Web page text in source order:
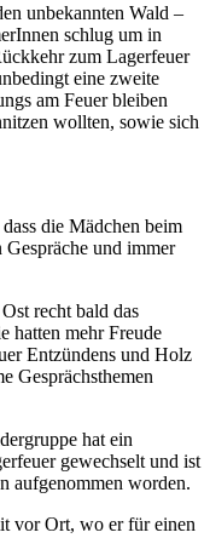
unbekannten Wald –
schlug um in
zum Lagerfeuer
eine zweite
am Feuer bleiben
wollten, sowie sich
die Mädchen beim
und immer
recht bald das
hatten mehr Freude
Entzündens und Holz
Gesprächsthemen
hat ein
gewechselt und ist
aufgenommen worden.
vor Ort, wo er für einen